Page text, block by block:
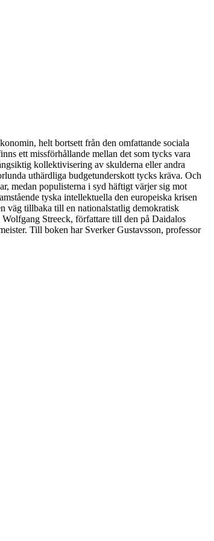
helt bortsett från den omfattande sociala
ett missförhållande mellan det som tycks vara
kollektivisering av skulderna eller andra
uthärdliga budgetunderskott tycks kräva. Och
medan populisterna i syd häftigt värjer sig mot
tyska intellektuella den europeiska krisen
väg tillbaka till en nationalstatlig demokratisk
Streeck, författare till den på Daidalos
Till boken har Sverker Gustavsson, professor